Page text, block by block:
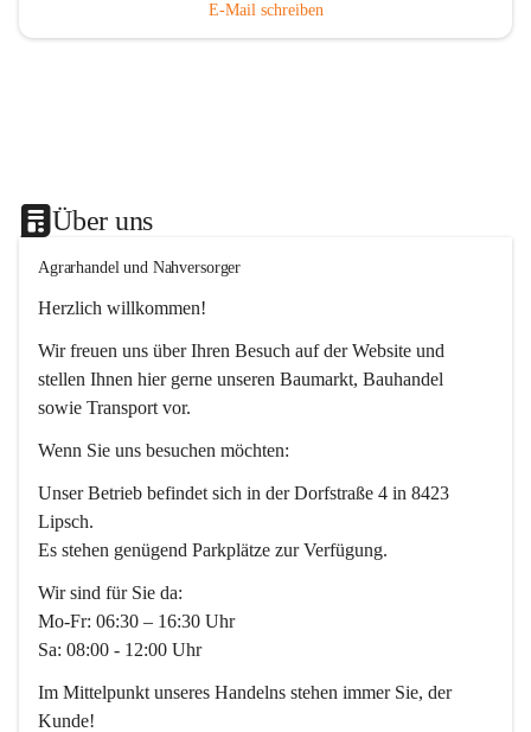
E-Mail schreiben
Über uns
Agrarhandel und Nahversorger
Herzlich willkommen!
Wir freuen uns über Ihren Besuch auf der Website und
stellen Ihnen hier gerne unseren Baumarkt, Bauhandel
sowie Transport vor.
Wenn Sie uns besuchen möchten:
Unser Betrieb befindet sich in der Dorfstraße 4 in 8423
Lipsch.
Es stehen genügend Parkplätze zur Verfügung.
Wir sind für Sie da:
Mo-Fr: 06:30 – 16:30 Uhr
Sa: 08:00 - 12:00 Uhr
Im Mittelpunkt unseres Handelns stehen immer Sie, der
Kunde!